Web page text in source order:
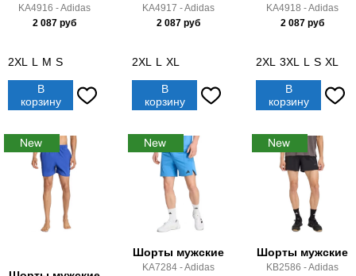
KA4916 - Adidas
2 087руб
2XL L M S
В
корзину
KA4917 - Adidas
2 087руб
2XL L XL
В
корзину
KA4918 - Adidas
2 087руб
2XL 3XL L S XL
В
корзину
Шорты мужские
KA7284 - Adidas
Шорты мужские
KB2586 - Adidas